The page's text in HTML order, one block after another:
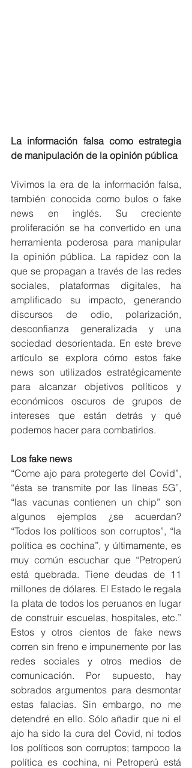
La información falsa como estrategia
de manipulación de la opinión pública
Vivimos la era de la información falsa,
también conocida como bulos o fake
news en inglés. Su creciente
proliferación se ha convertido en una
herramienta poderosa para manipular
la opinión pública. La rapidez con la
que se propagan a través de las redes
sociales, plataformas digitales, ha
amplificado su impacto, generando
discursos de odio, polarización,
desconfianza generalizada y una
sociedad desorientada. En este breve
artículo se explora cómo estos fake
news son utilizados estratégicamente
para alcanzar objetivos políticos y
económicos oscuros de grupos de
intereses que están detrás y qué
podemos hacer para combatirlos.
Los fake news
“Come ajo para protegerte del Covid”,
“ésta se transmite por las líneas 5G”,
“las vacunas contienen un chip” son
algunos ejemplos ¿se acuerdan?
“Todos los políticos son corruptos”, “la
política es cochina”, y últimamente, es
muy común escuchar que “Petroperú
está quebrada. Tiene deudas de 11
millones de dólares. El Estado le regala
la plata de todos los peruanos en lugar
de construir escuelas, hospitales, etc.”
Estos y otros cientos de fake news
corren sin freno e impunemente por las
redes sociales y otros medios de
comunicación. Por supuesto, hay
sobrados argumentos para desmontar
estas falacias. Sin embargo, no me
detendré en ello. Sólo añadir que ni el
ajo ha sido la cura del Covid, ni todos
los políticos son corruptos; tampoco la
política es cochina, ni Petroperú está